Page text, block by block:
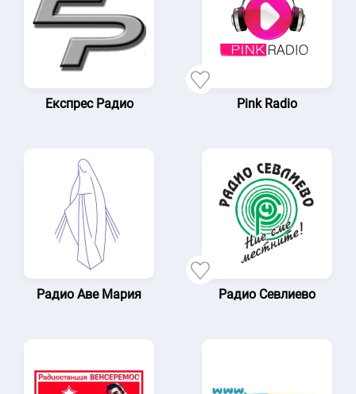
Експрес Pадио Pink Radio
Радио Аве Мария Радио Севлиево